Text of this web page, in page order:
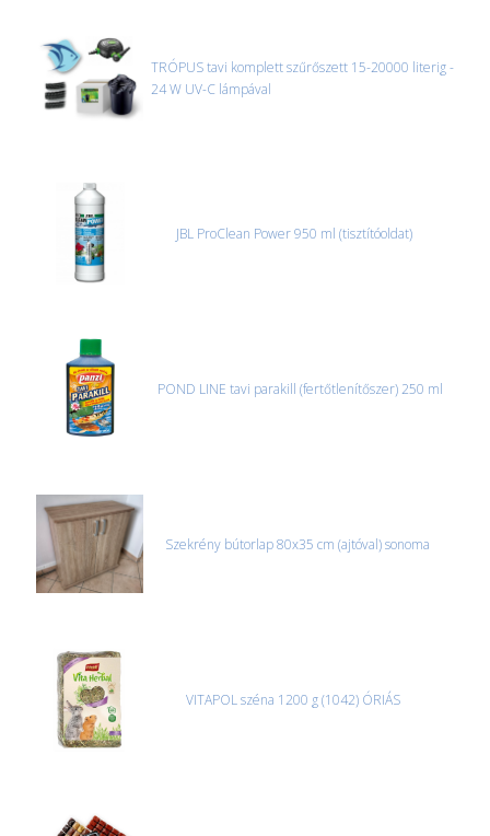
TRÓPUS tavi komplett szűrőszett 15-20000 literig -
24 W UV-C lámpával
JBL ProClean Power 950 ml (tisztítóoldat)
POND LINE tavi parakill (fertőtlenítőszer) 250 ml
Szekrény bútorlap 80x35 cm (ajtóval) sonoma
VITAPOL széna 1200 g (1042) ÓRIÁS